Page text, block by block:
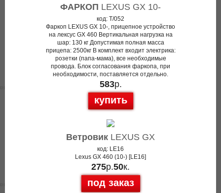
ФАРКОП LEXUS GX 10-
код: T/052
Фаркоп LEXUS GX 10-, прицепное устройство
на лексус GX 460 Вертикальная нагрузка на
шар: 130 кг Допустимая полная масса
прицепа: 2500кг В комплект входит электрика:
розетки (папа-мама), все необходимые
провода. Блок согласования фаркопа, при
необходимости, поставляется отдельно.
583р.
купить
Ветровик LEXUS GX
код: LE16
Lexus GX 460 (10-) [LE16]
275р.50к.
под заказ